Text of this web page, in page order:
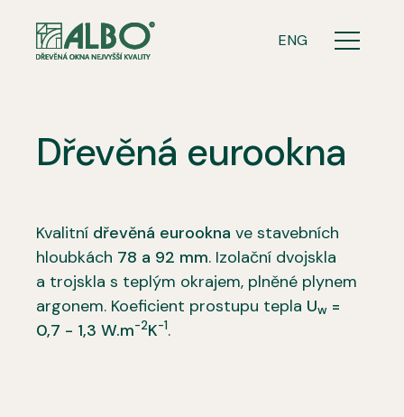
Menu
CZ
ENG
Dřevěná eurookna
Kvalitní dřevěná eurookna ve stavebních
hloubkách 78 a 92 mm. Izolační dvojskla
a trojskla s teplým okrajem, plněné plynem
argonem. Koeficient prostupu tepla Uw =
0,7 - 1,3 W.m-2K-1.